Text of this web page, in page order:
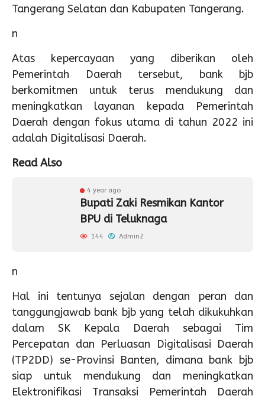
Tangerang Selatan dan Kabupaten Tangerang.
n
Atas kepercayaan yang diberikan oleh
Pemerintah Daerah tersebut, bank bjb
berkomitmen untuk terus mendukung dan
meningkatkan layanan kepada Pemerintah
Daerah dengan fokus utama di tahun 2022 ini
adalah Digitalisasi Daerah.
Read Also
4 year ago
Bupati Zaki Resmikan Kantor
BPU di Teluknaga
144 Admin2
n
Hal ini tentunya sejalan dengan peran dan
tanggungjawab bank bjb yang telah dikukuhkan
dalam SK Kepala Daerah sebagai Tim
Percepatan dan Perluasan Digitalisasi Daerah
(TP2DD) se-Provinsi Banten, dimana bank bjb
siap untuk mendukung dan meningkatkan
Elektronifikasi Transaksi Pemerintah Daerah